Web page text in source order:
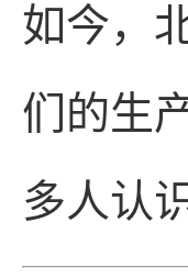
如今，
们的生
多人认